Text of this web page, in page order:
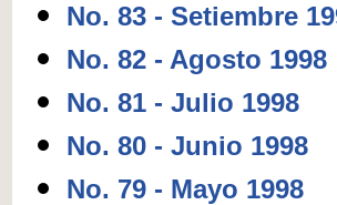
No. 83 - Setiembre
No. 82 - Agosto 1998
No. 81 - Julio 1998
No. 80 - Junio 1998
No. 79 - Mayo 1998